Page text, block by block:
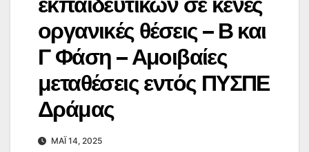
οργανικές θέσεις – Β και
Γ Φάση – Αμοιβαίες
μεταθέσεις εντός ΠΥΣΠΕ
Δράμας
ΜΆΙ 14, 2025